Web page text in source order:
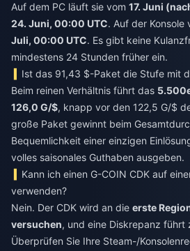
Auf dem PC läuft sie vom 17. Juni
24. Juni, 00:00 UTC. Auf der Konsole
Juli, 00:00 UTC. Es gibt keine
mindestens 24 Stunden früher ein.
Ist das 91,43 $-Paket die Stufe mit
Beim reinen Verhältnis führt das
126,0 G/$, knapp vor den 122,5 G/$
große Paket gewinnt beim
Bequemlichkeit einer einzigen
volles saisonales Guthaben ausgeben.
Kann ich einen G-COIN CDK auf
verwenden?
Nein. Der CDK wird an die erste
versuchen, und eine Diskrepanz führt
Überprüfen Sie Ihre Steam-/